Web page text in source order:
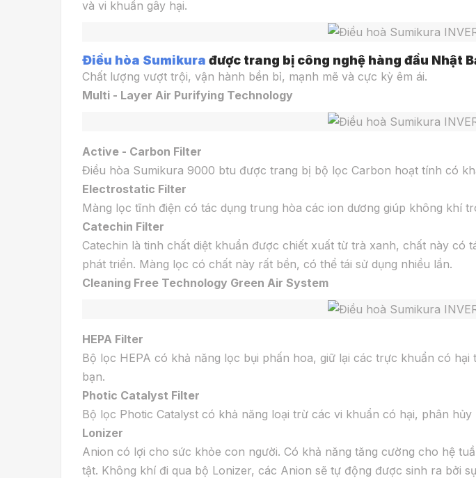
và vi khuẩn gây hại.
Điều hòa Sumikura được trang bị công nghệ hàng đầu Nhật
Chất lượng vượt trội, vận hành bền bỉ, mạnh mẽ và cực kỳ êm ái.
Multi - Layer Air Purifying Technology
Active - Carbon Filter
Điều hòa Sumikura 9000 btu được trang bị bộ lọc Carbon hoạt tính có
Electrostatic Filter
Màng lọc tĩnh điện có tác dụng trung hòa các ion dương giúp không khí
Catechin Filter
Catechin là tinh chất diệt khuẩn được chiết xuất từ trà xanh, chất này
phát triển. Màng lọc có chất này rất bền, có thể tái sử dụng nhiều lần.
Cleaning Free Technology Green Air System
HEPA Filter
Bộ lọc HEPA có khả năng lọc bụi phấn hoa, giữ lại các trực khuẩn có
bạn.
Photic Catalyst Filter
Bộ lọc Photic Catalyst có khả năng loại trừ các vi khuẩn có hại, phân
Lonizer
Anion có lợi cho sức khỏe con người. Có khả năng tăng cường cho hệ
tật. Không khí đi qua bộ Lonizer, các Anion sẽ tự động được sinh ra bởi